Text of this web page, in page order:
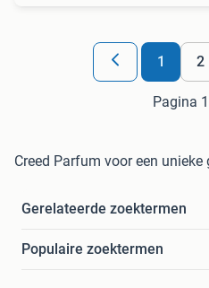
1 2
Pagina
Creed Parfum voor een unieke
Gerelateerde zoektermen
Populaire zoektermen